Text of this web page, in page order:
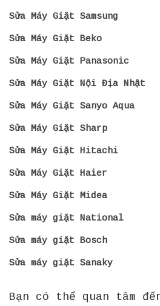
Sửa Máy Giặt Samsung
Sửa Máy Giặt Beko
Sửa Máy Giặt Panasonic
Sửa Máy Giặt Nội Địa Nhật
Sửa Máy Giặt Sanyo Aqua
Sửa Máy Giặt Sharp
Sửa Máy Giặt Hitachi
Sửa Máy Giặt Haier
Sửa Máy Giặt Midea
Sửa máy giặt National
Sửa máy giặt Bosch
Sửa máy giặt Sanaky
Bạn có thể quan tâm